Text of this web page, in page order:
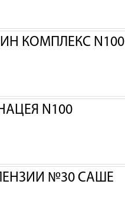
КОМПЛЕКС N100
N100
№30 САШЕ